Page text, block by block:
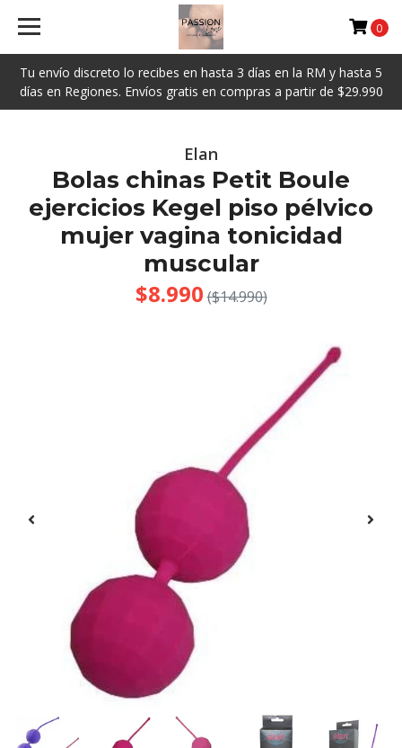
Tu envío discreto lo recibes en hasta 3 días en la RM y hasta 5
días en Regiones. Envíos gratis en compras a partir de $29.990
0
Elan
Bolas chinas Petit Boule
ejercicios Kegel piso pélvico
mujer vagina tonicidad
muscular
$8.990 ($14.990)